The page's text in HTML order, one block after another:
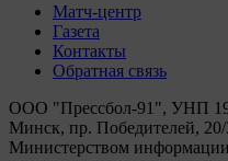
Матч-центр
Газета
Контакты
Обратная связь
ООО "Прессбол-91", УНП
Минск, пр. Победителей, 20/
Министерством